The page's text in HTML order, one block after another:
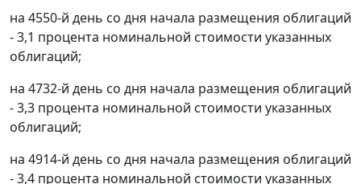
на 4550-й день со дня начала размещения облигаций
- 3,1 процента номинальной стоимости указанных
облигаций;
на 4732-й день со дня начала размещения облигаций
- 3,3 процента номинальной стоимости указанных
облигаций;
на 4914-й день со дня начала размещения облигаций
- 3,4 процента номинальной стоимости указанных